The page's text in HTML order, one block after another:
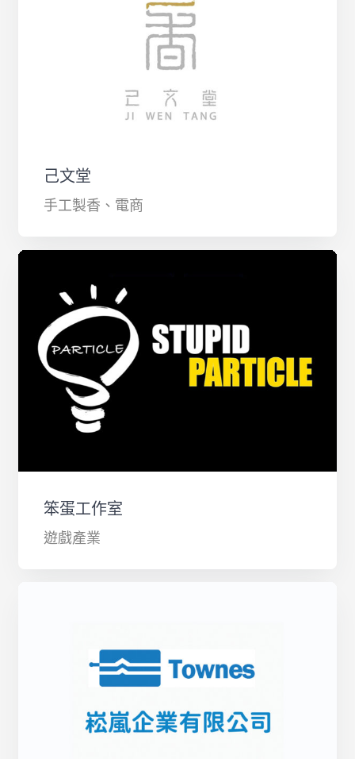
己文堂
手工製香、電商
笨蛋工作室
遊戲產業